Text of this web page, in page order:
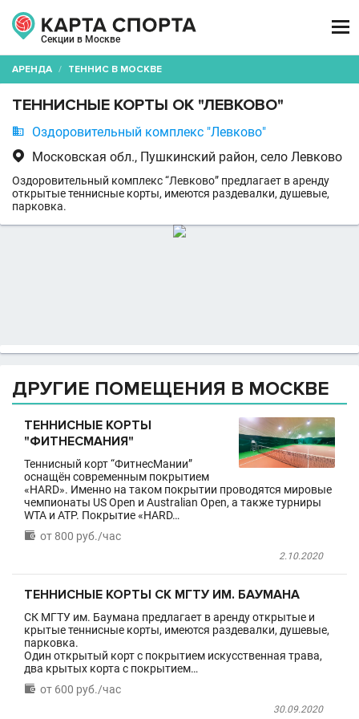
Секции в Москве

АРЕНДА / ТЕННИС В МОСКВЕ
ТЕННИСНЫЕ КОРТЫ ОК "ЛЕВКОВО"
 Оздоровительный комплекс "Левково"
 Московская обл., Пушкинский район, село Левково
Оздоровительный комплекс “Левково” предлагает в аренду
открытые теннисные корты, имеются раздевалки, душевые,
парковка.
ДРУГИЕ ПОМЕЩЕНИЯ В МОСКВЕ
ТЕННИСНЫЕ КОРТЫ
"ФИТНЕСМАНИЯ"
Теннисный корт “ФитнесМании”
оснащён современным покрытием
«HARD». Именно на таком покрытии проводятся мировые
чемпионаты US Open и Australian Open, а также турниры
WTA и ATP. Покрытие «HARD…
 от 800 руб./час
2.10.2020
ТЕННИСНЫЕ КОРТЫ СК МГТУ ИМ. БАУМАНА
СК МГТУ им. Баумана предлагает в аренду открытые и
крытые теннисные корты, имеются раздевалки, душевые,
парковка.
Один открытый корт с покрытием искусственная трава,
два крытых корта с покрытием…
 от 600 руб./час
30.09.2020